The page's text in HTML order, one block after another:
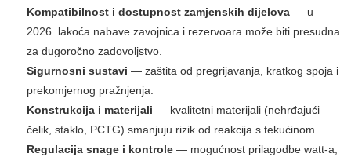
Kompatibilnost i dostupnost zamjenskih dijelova — u
2026. lakoća nabave zavojnica i rezervoara može biti presudna
za dugoročno zadovoljstvo.
Sigurnosni sustavi — zaštita od pregrijavanja, kratkog spoja i
prekomjernog pražnjenja.
Konstrukcija i materijali — kvalitetni materijali (nehrđajući
čelik, staklo, PCTG) smanjuju rizik od reakcija s tekućinom.
Regulacija snage i kontrole — mogućnost prilagodbe watt-a,